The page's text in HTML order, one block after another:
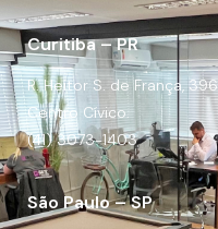
Curitiba – PR
R. Heitor S. de França, 396
Centro Cívico.
(41) 3073-1403
São Paulo – SP